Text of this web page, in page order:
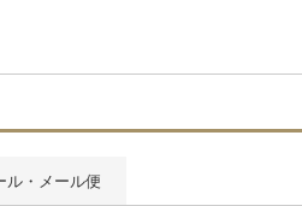
ル・メール便